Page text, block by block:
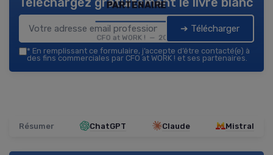
partenaire
CFO at WORK ! — 2026
➔ Télécharger
* En remplissant ce formulaire, j’accepte d’être contacté(e) à
des fins commerciales par CFO at WORK ! et ses partenaires.
Résumer ChatGPT Claude Mistral